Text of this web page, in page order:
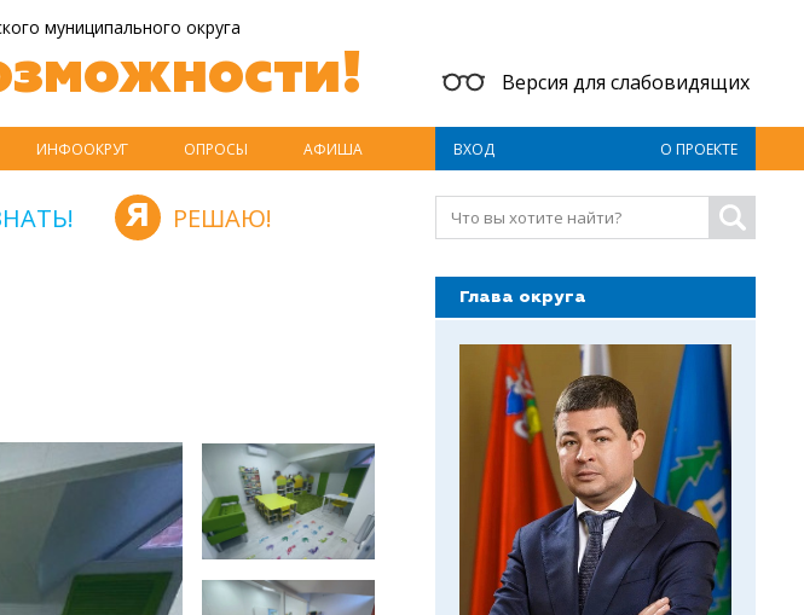
муниципального округа
Версия для слабовидящих
ИНФООКРУГ ОПРОСЫ АФИША ВХОД О ПРОЕКТЕ
РЕШАЮ!
Глава округа